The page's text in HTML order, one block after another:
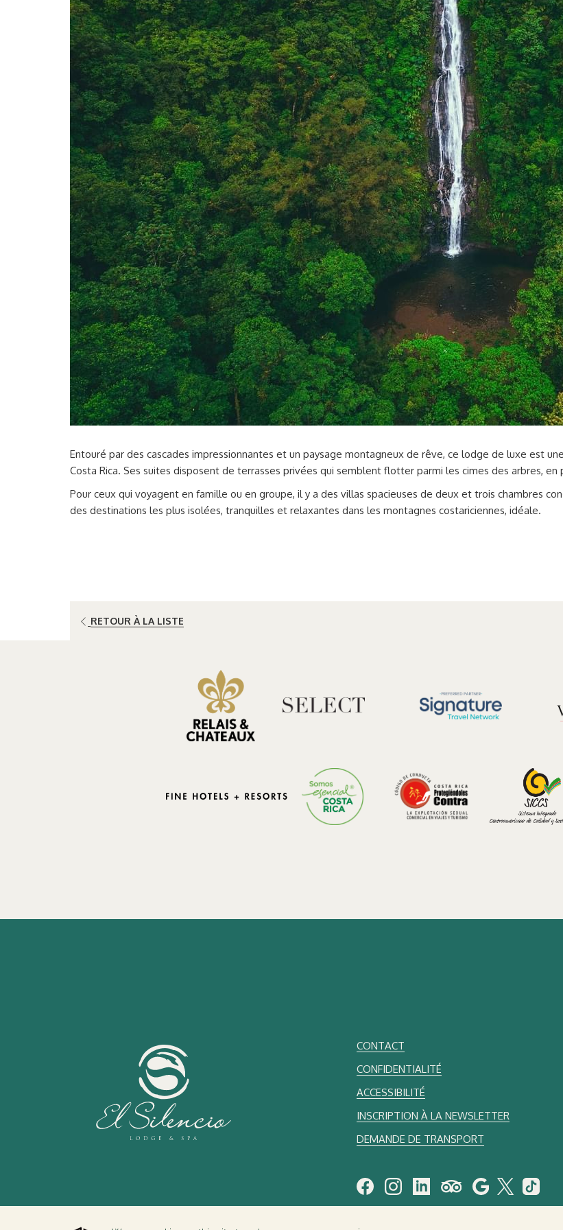
Entouré par des cascades impressionnantes et un paysage montagneux de rêve, ce lodge de luxe est
Costa Rica. Ses suites disposent de terrasses privées qui semblent flotter parmi les cimes des arbres,
Pour ceux qui voyagent en famille ou en groupe, il y a des villas spacieuses de deux et trois chambres
des destinations les plus isolées, tranquilles et relaxantes dans les montagnes costariciennes, idéale.
RETOUR À LA LISTE
CONTACT
CONFIDENTIALITÉ
ACCESSIBILITÉ
INSCRIPTION À LA NEWSLETTER
DEMANDE DE TRANSPORT